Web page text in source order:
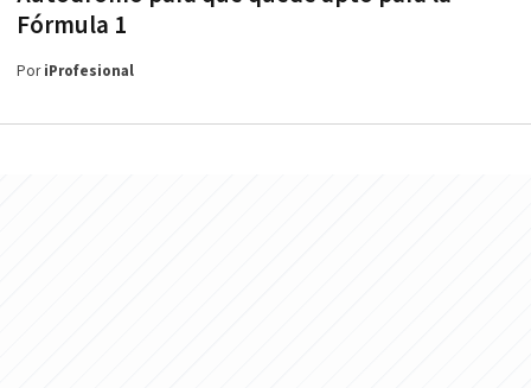
Fórmula 1
PoriProfesional